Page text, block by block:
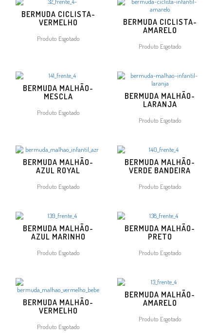
BERMUDA CICLISTA-
VERMELHO
Produto Esgotado
BERMUDA CICLISTA-
AMARELO
Produto Esgotado
BERMUDA MALHÃO-
MESCLA
Produto Esgotado
BERMUDA MALHÃO-
LARANJA
Produto Esgotado
BERMUDA MALHÃO-
AZUL ROYAL
Produto Esgotado
BERMUDA MALHÃO-
VERDE BANDEIRA
Produto Esgotado
BERMUDA MALHÃO-
AZUL MARINHO
Produto Esgotado
BERMUDA MALHÃO-
PRETO
Produto Esgotado
BERMUDA MALHÃO-
VERMELHO
Produto Esgotado
BERMUDA MALHÃO-
AMARELO
Produto Esgotado